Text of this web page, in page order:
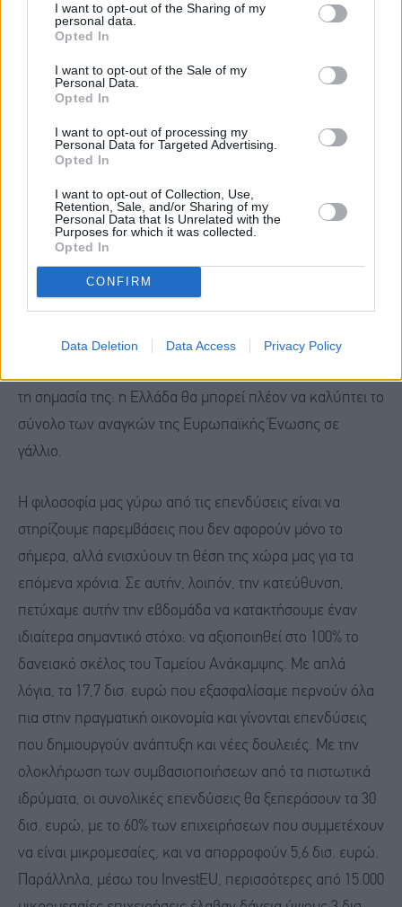
I want to opt-out of the Sharing of my
personal data.
Opted In
I want to opt-out of the Sale of my
Personal Data.
Opted In
I want to opt-out of processing my
Personal Data for Targeted Advertising.
Opted In
I want to opt-out of Collection, Use,
Retention, Sale, and/or Sharing of my
Personal Data that Is Unrelated with the
Purposes for which it was collected.
Opted In
CONFIRM
Data Deletion Data Access Privacy Policy
σύντομα θα παρουσιάσουμε και το Χωροταξικό για τη
αναπτυξιακές πολιτικές να λειτουργούν συντονισμένα και
όχι αποσπασματικά, αποφεύγοντας αντιθέσεις του
παρελθόντος: τις συγκρούσεις χρήσεων γης, την απουσία
σχεδίου και την αβεβαιότητα.
Και μιας και μιλάμε για βιομηχανία και στρατηγικές
επενδύσεις, εγκρίθηκε την προηγούμενη εβδομάδα μια
ιδιαίτερα σημαντική επένδυση της Metlen, ύψους 340 εκ.
ευρώ, που δίνει στη χώρα μας τη δυνατότητα να παράγει
ημιαγωγοί, τα αμυντικά συστήματα, η τεχνητή νοημοσύνη
τη σημασία της: η Ελλάδα θα μπορεί πλέον να καλύπτει το
σύνολο των αναγκών της Ευρωπαϊκής Ένωσης σε
γάλλιο.
Η φιλοσοφία μας γύρω από τις επενδύσεις είναι να
στηρίζουμε παρεμβάσεις που δεν αφορούν μόνο το
σήμερα, αλλά ενισχύουν τη θέση της χώρα μας για τα
επόμενα χρόνια. Σε αυτήν, λοιπόν, την κατεύθυνση,
πετύχαμε αυτήν την εβδομάδα να κατακτήσουμε έναν
ιδιαίτερα σημαντικό στόχο: να αξιοποιηθεί στο 100% το
δανειακό σκέλος του Ταμείου Ανάκαμψης. Με απλά
λόγια, τα 17,7 δισ. ευρώ που εξασφαλίσαμε περνούν όλα
πια στην πραγματική οικονομία και γίνονται επενδύσεις
που δημιουργούν ανάπτυξη και νέες δουλειές. Με την
ολοκλήρωση των συμβασιοποιήσεων από τα πιστωτικά
ιδρύματα, οι συνολικές επενδύσεις θα ξεπεράσουν τα 30
δισ. ευρώ, με το 60% των επιχειρήσεων που συμμετέχουν
να είναι μικρομεσαίες, και να απορροφούν 5,6 δισ. ευρώ.
Παράλληλα, μέσω του InvestEU, περισσότερες από 15.000